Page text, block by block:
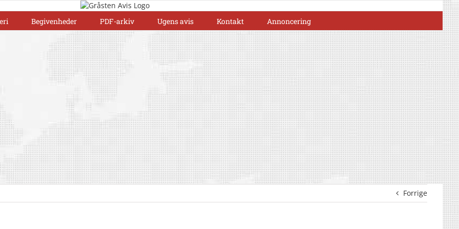
Begivenheder PDF-arkiv Ugens avis Kontakt Annoncering
Forrige